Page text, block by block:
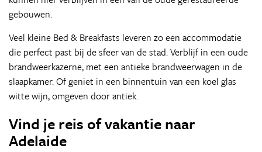
gebouwen.
Veel kleine Bed & Breakfasts leveren zo een accommodatie
die perfect past bij de sfeer van de stad. Verblijf in een oude
brandweerkazerne, met een antieke brandweerwagen in de
slaapkamer. Of geniet in een binnentuin van een koel glas
witte wijn, omgeven door antiek.
Vind je reis of vakantie naar
Adelaide